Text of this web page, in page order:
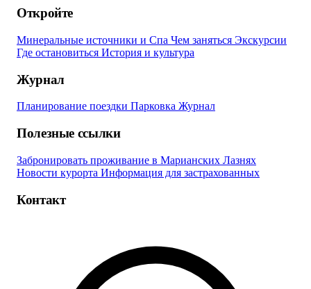
Откройте
Минеральные источники и Спа Чем заняться Экскурсии
Где остановиться История и культура
Журнал
Планирование поездки Парковка Журнал
Полезные ссылки
Забронировать проживание в Марианских Лазнях
Новости курорта Информация для застрахованных
Контакт